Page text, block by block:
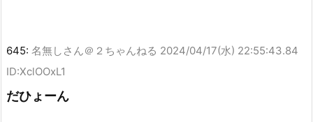
645: 名無しさん＠２ちゃんねる 2024/04/17(水) 22:55:43.84
ID:XclOOxL1
だひょーん